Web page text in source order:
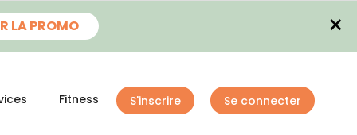
LA PROMO ×
Fitness S'inscrire Se connecter